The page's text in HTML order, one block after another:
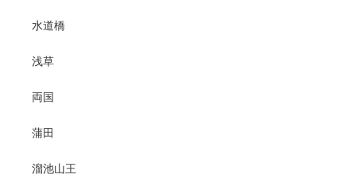
水道橋
浅草
両国
蒲田
溜池山王